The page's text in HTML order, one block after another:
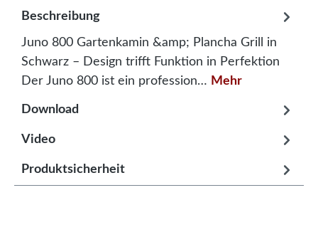
Beschreibung
Juno 800 Gartenkamin &amp; Plancha Grill in
Schwarz – Design trifft Funktion in Perfektion
Der Juno 800 ist ein profession… Mehr
Download
Video
Produktsicherheit